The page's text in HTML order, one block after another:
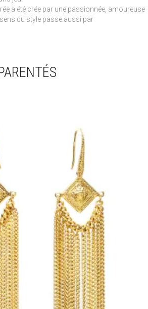
a été crée par une passionnée, amoureuse
du style passe aussi par